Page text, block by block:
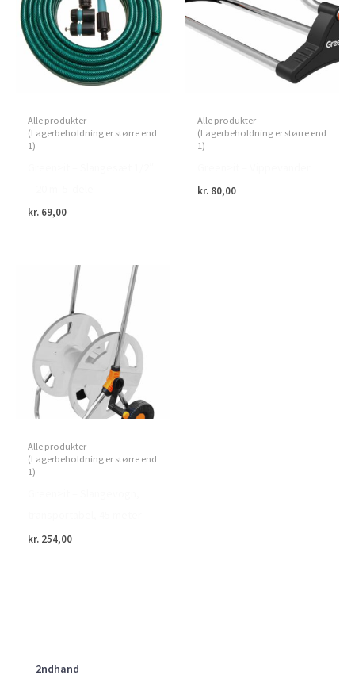
2ndhand
Alle produkter
(Lagerbeholdning er større end
1)
kr. 69,00
Alle produkter
(Lagerbeholdning er større end
1)
kr. 80,00
Alle produkter
(Lagerbeholdning er større end
1)
kr. 254,00